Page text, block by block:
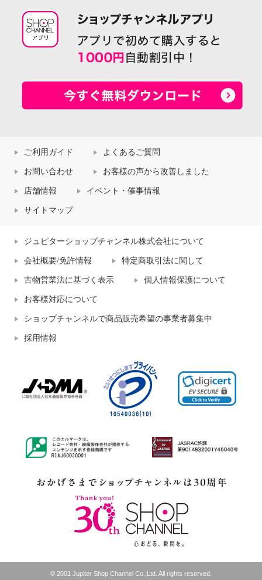
ご利用ガイド よくあるご質問
お問い合わせ お客様の声から改善しました
店舗情報 イベント・催事情報
サイトマップ
ジュピターショップチャンネル株式会社について
会社概要/免許情報 特定商取引法に関して
古物営業法に基づく表示 個人情報保護について
お客様対応について
ショップチャンネルで商品販売希望の事業者募集中
採用情報
© 2001 Jupiter Shop Channel Co.,Ltd. All rights reserved.